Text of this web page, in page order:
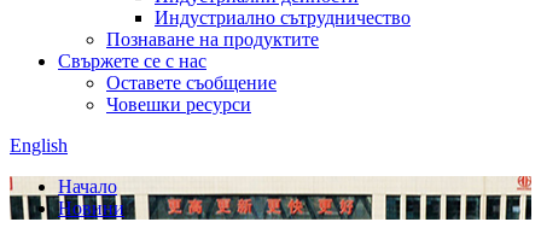
Индустриално сътрудничество
Познаване на продуктите
Свържете се с нас
Оставете съобщение
Човешки ресурси
English
Начало
Новини